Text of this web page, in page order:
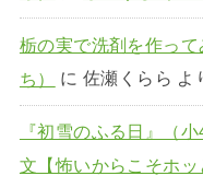
栃の実で洗剤を作っ
ち）
に 佐瀬くらら よ
『初雪のふる日』（
文【怖いからこそホッ